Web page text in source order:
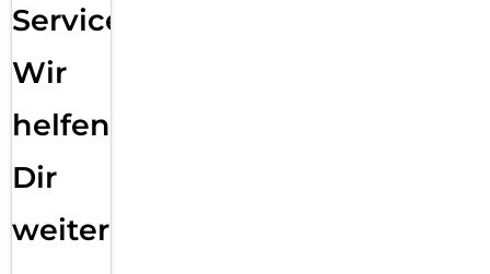
Service:
Wir
helfen
Dir
weiter